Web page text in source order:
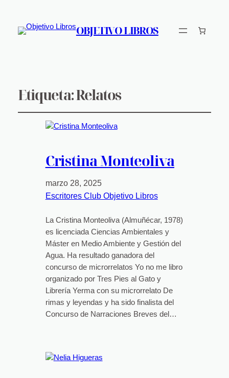
OBJETIVO LIBROS
Etiqueta:Relatos
Cristina Monteoliva
marzo 28, 2025
Escritores Club Objetivo Libros
La Cristina Monteoliva (Almuñécar, 1978)
es licenciada Ciencias Ambientales y
Máster en Medio Ambiente y Gestión del
Agua. Ha resultado ganadora del
concurso de microrrelatos Yo no me libro
organizado por Tres Pies al Gato y
Librería Yerma con su microrrelato De
rimas y leyendas y ha sido finalista del
Concurso de Narraciones Breves del…